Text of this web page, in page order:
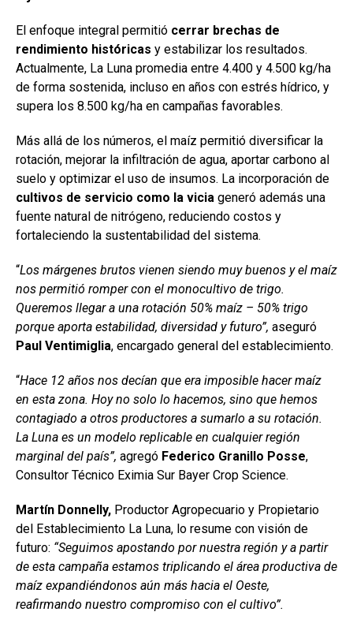
El enfoque integral permitió cerrar brechas de
rendimiento históricas y estabilizar los resultados.
Actualmente, La Luna promedia entre 4.400 y 4.500 kg/ha
de forma sostenida, incluso en años con estrés hídrico, y
supera los 8.500 kg/ha en campañas favorables.
Más allá de los números, el maíz permitió diversificar la
rotación, mejorar la infiltración de agua, aportar carbono al
suelo y optimizar el uso de insumos. La incorporación de
cultivos de servicio como la vicia generó además una
fuente natural de nitrógeno, reduciendo costos y
fortaleciendo la sustentabilidad del sistema.
“Los márgenes brutos vienen siendo muy buenos y el maíz
nos permitió romper con el monocultivo de trigo.
Queremos llegar a una rotación 50% maíz – 50% trigo
porque aporta estabilidad, diversidad y futuro”, aseguró
Paul Ventimiglia, encargado general del establecimiento.
“Hace 12 años nos decían que era imposible hacer maíz
en esta zona. Hoy no solo lo hacemos, sino que hemos
contagiado a otros productores a sumarlo a su rotación.
La Luna es un modelo replicable en cualquier región
marginal del país”, agregó Federico Granillo Posse,
Consultor Técnico Eximia Sur Bayer Crop Science.
Martín Donnelly, Productor Agropecuario y Propietario
del Establecimiento La Luna, lo resume con visión de
futuro: “Seguimos apostando por nuestra región y a partir
de esta campaña estamos triplicando el área productiva de
maíz expandiéndonos aún más hacia el Oeste,
reafirmando nuestro compromiso con el cultivo”.